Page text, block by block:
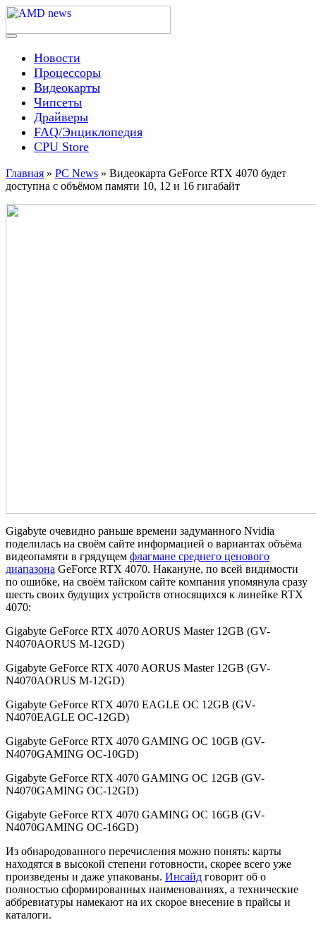
Skip
content
AMD news
Menu
Новости
Процессоры
Видеокарты
Чипсеты
Драйверы
FAQ/Энциклопедия
CPU Store
Главная » PC News » Видеокарта GeForce RTX 4070 будет
доступна с объёмом памяти 10, 12 и 16 гигабайт
Gigabyte очевидно раньше времени задуманного Nvidia
поделилась на своём сайте информацией о вариантах объёма
видеопамяти в грядущем флагмане среднего ценового
диапазона GeForce RTX 4070. Накануне, по всей видимости
по ошибке, на своём тайском сайте компания упомянула сразу
шесть своих будущих устройств относящихся к линейке RTX
4070:
Gigabyte GeForce RTX 4070 AORUS Master 12GB (GV-
N4070AORUS M-12GD)
Gigabyte GeForce RTX 4070 AORUS Master 12GB (GV-
N4070AORUS M-12GD)
Gigabyte GeForce RTX 4070 EAGLE OC 12GB (GV-
N4070EAGLE OC-12GD)
Gigabyte GeForce RTX 4070 GAMING OC 10GB (GV-
N4070GAMING OC-10GD)
Gigabyte GeForce RTX 4070 GAMING OC 12GB (GV-
N4070GAMING OC-12GD)
Gigabyte GeForce RTX 4070 GAMING OC 16GB (GV-
N4070GAMING OC-16GD)
Из обнародованного перечисления можно понять: карты
находятся в высокой степени готовности, скорее всего уже
произведены и даже упакованы. Инсайд говорит об о
полностью сформированных наименованиях, а технические
аббревиатуры намекают на их скорое внесение в прайсы и
каталоги.